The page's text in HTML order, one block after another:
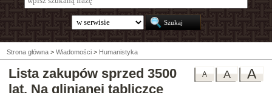
Strona główna > Wiadomości > Humanistyka
A
A
A
Lista zakupów sprzed 3500
lat. Na glinianej tabliczce